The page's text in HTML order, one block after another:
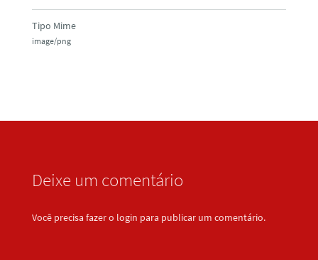
Tipo Mime
image/png
Deixe um comentário
Você precisa fazer o login para publicar um comentário.